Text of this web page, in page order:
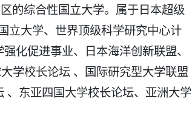
的综合性国立大学。属于日本超级
立大学、世界顶级科学研究中心计
化促进事业、日本海洋创新联盟、
学校长论坛 、国际研究型大学联盟
、东亚四国大学校长论坛、亚洲大学